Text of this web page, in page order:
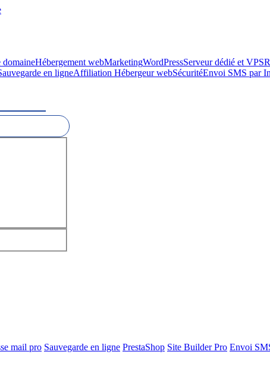
domaineHébergement webMarketingWordPressServeur dédié et VPS
en ligneAffiliation Hébergeur webSécuritéEnvoi SMS par
mail pro Sauvegarde en ligne PrestaShop Site Builder Pro Envoi